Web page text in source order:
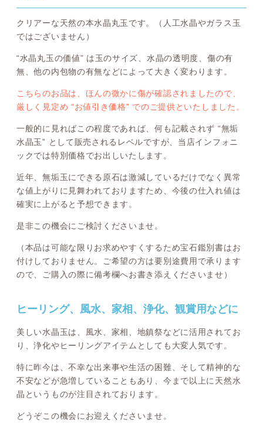
クリアーな天然の本水晶丸玉です。（人工水晶やガラス玉
ではございません）
“水晶丸玉の価値” は玉のサイズ、水晶の透明度、傷の有
無、他の内包物の有無などによって大きく変わります。
こちらのお品は、ほんの微かに傷が確認されましたので、
厳しく見定め “お値引き価格” でのご提供といたしました。
一般的に見ればこの程度であれば、何も記載されず “無垢
水晶玉” として販売されるレベルですが、当店インフォニ
ックでは特別価格でお出しいたします。
近年、無垢玉にできる原石は激減しているだけでなく異常
な値上がりに見舞われておりますため、今後の仕入れ値は
確実に上がると予想できます。
是非この機会にご検討くださいませ。
（本品は可能な限りお求めやすくするため宝石鑑別書はお
付けしておりません。ご希望の方は要別途費用で承ります
ので、ご購入の際に備考欄へお書き添えくださいませ）
ヒーリング、風水、家相、浄化、観賞用などに
美しい水晶玉は、風水、家相、地鎮祭などに活用されてお
り、浄化やヒーリングアイテムとしても大変人気です。
特に昨今は、不幸な出来事や生活の困難、そして精神的な
不安などが急増していることもあり、今まで以上に天然水
晶というものが注目されております。
どうぞこの機会にお迎えくださいませ。